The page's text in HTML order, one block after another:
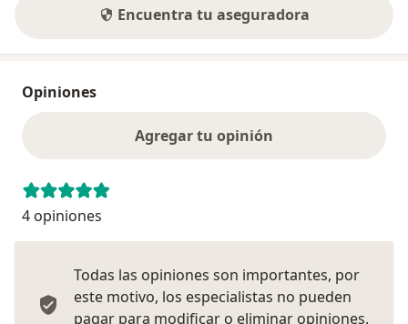
Encuentra tu aseguradora
Opiniones
Agregar tu opinión
4 opiniones
Todas las opiniones son importantes, por
este motivo, los especialistas no pueden
pagar para modificar o eliminar opiniones.